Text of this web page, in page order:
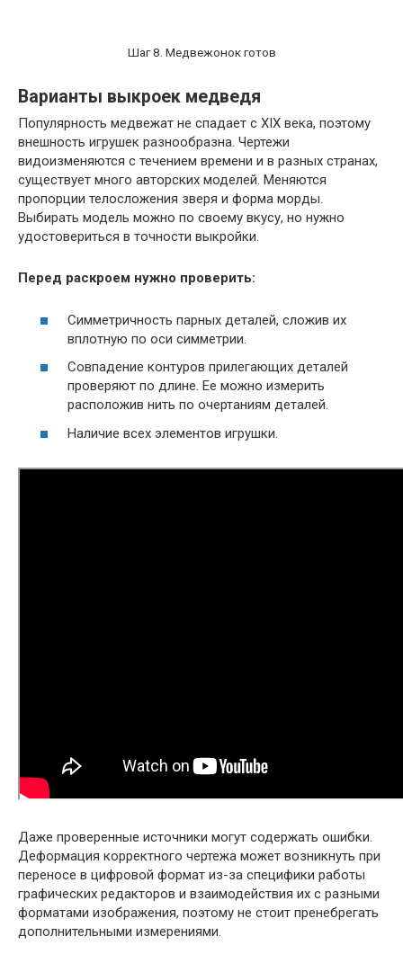
Шаг 8. Медвежонок готов
Варианты выкроек медведя
Популярность медвежат не спадает с XIX века, поэтому
внешность игрушек разнообразна. Чертежи
видоизменяются с течением времени и в разных странах,
существует много авторских моделей. Меняются
пропорции телосложения зверя и форма морды.
Выбирать модель можно по своему вкусу, но нужно
удостовериться в точности выкройки.
Перед раскроем нужно проверить:
Симметричность парных деталей, сложив их
вплотную по оси симметрии.
Совпадение контуров прилегающих деталей
проверяют по длине. Ее можно измерить
расположив нить по очертаниям деталей.
Наличие всех элементов игрушки.
Даже проверенные источники могут содержать ошибки.
Деформация корректного чертежа может возникнуть при
переносе в цифровой формат из-за специфики работы
графических редакторов и взаимодействия их с разными
форматами изображения, поэтому не стоит пренебрегать
дополнительными измерениями.